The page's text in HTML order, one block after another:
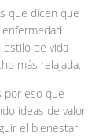
que dicen que
estilo de vida
más relajada.
por eso que
ideas de valor
el bienestar